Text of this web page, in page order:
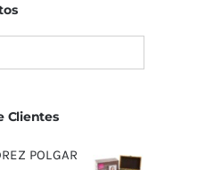
Clientes
POLGAR